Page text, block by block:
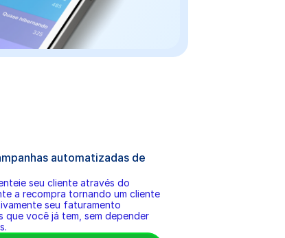
automatizadas de
seu cliente através do
a recompra tornando um cliente
seu faturamento
que você já tem, sem depender